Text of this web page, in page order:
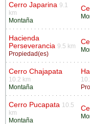
Cerro Japarina 9.1
km
Montaña
Hacienda
Perseverancia 9.5 km
Propiedad(es)
Cerro Chajapata
10.2 km
Montaña
Cerro Pucapata 10.5
km
Montaña